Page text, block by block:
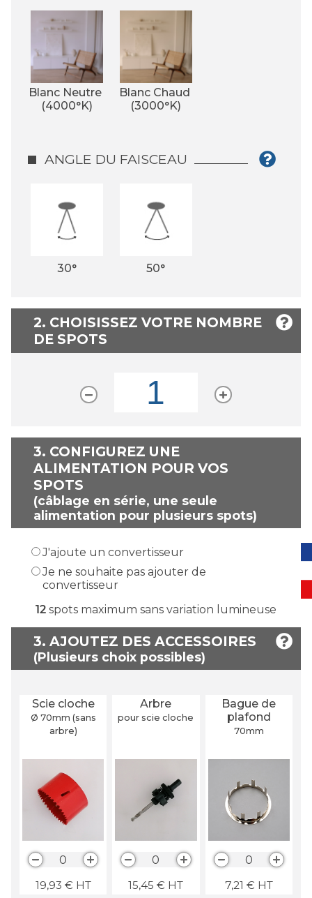
Blanc Neutre
(4000°K)
Blanc Chaud
(3000°K)
ANGLE DU FAISCEAU
30° 50°
2. CHOISISSEZ VOTRE NOMBRE
DE SPOTS
3. CONFIGUREZ UNE
ALIMENTATION POUR VOS
SPOTS
(câblage en série, une seule
alimentation pour plusieurs spots)
J'ajoute un convertisseur
Je ne souhaite pas ajouter de
convertisseur
12spots maximum sans variation lumineuse
3. AJOUTEZ DES ACCESSOIRES
Scie cloche
Ø 70mm (sans
arbre)
0
19,93 € HT
Arbre
pour scie cloche
0
15,45 € HT
Bague de
plafond
70mm
0
7,21 € HT